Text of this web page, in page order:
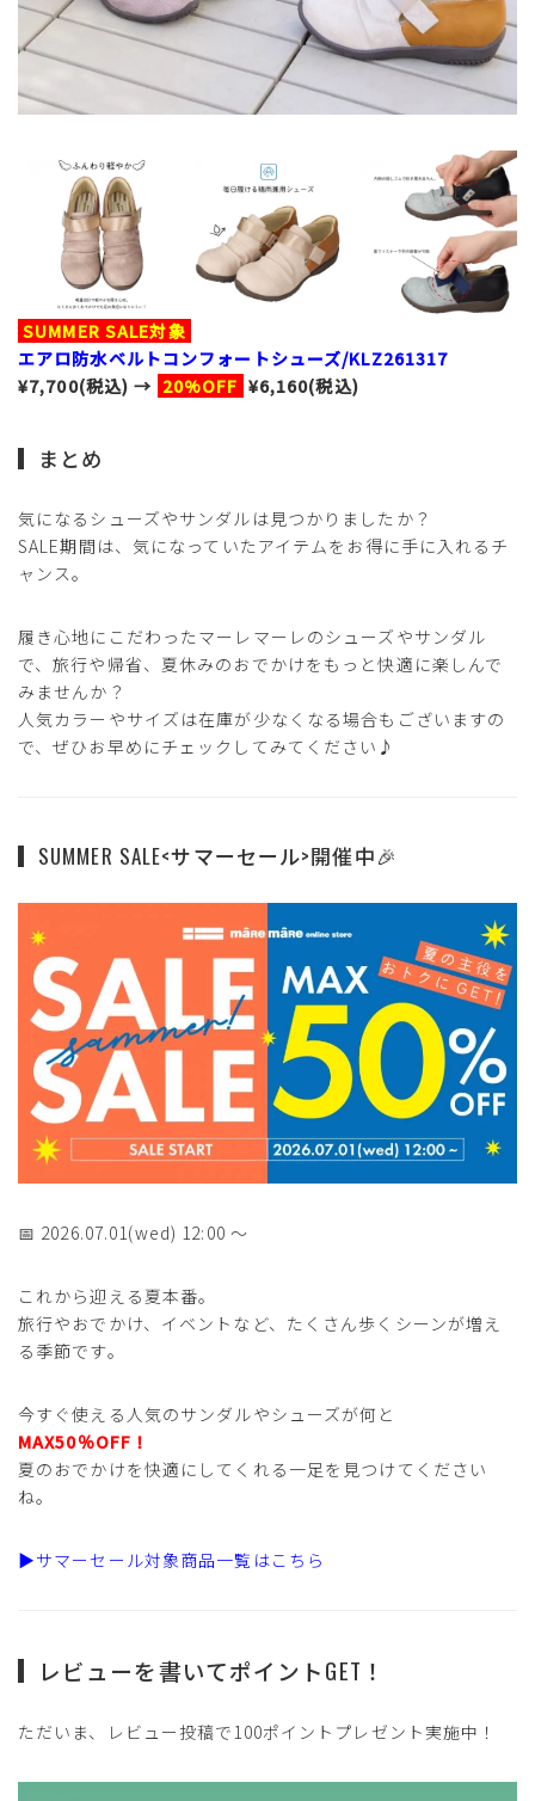
SUMMER SALE対象
エアロ防水ベルトコンフォートシューズ/KLZ261317
¥7,700(税込) → 20%OFF ¥6,160(税込)
まとめ
気になるシューズやサンダルは見つかりましたか？
SALE期間は、気になっていたアイテムをお得に手に入れるチ
ャンス。
履き心地にこだわったマーレマーレのシューズやサンダル
で、旅行や帰省、夏休みのおでかけをもっと快適に楽しんで
みませんか？
人気カラーやサイズは在庫が少なくなる場合もございますの
で、ぜひお早めにチェックしてみてください♪
SUMMER SALE<サマーセール>開催中🎉
📅 2026.07.01(wed) 12:00 ～
これから迎える夏本番。
旅行やおでかけ、イベントなど、たくさん歩くシーンが増え
る季節です。
今すぐ使える人気のサンダルやシューズが何と
MAX50％OFF！
夏のおでかけを快適にしてくれる一足を見つけてください
ね。
▶サマーセール対象商品一覧はこちら
レビューを書いてポイントGET！
ただいま、レビュー投稿で100ポイントプレゼント実施中！